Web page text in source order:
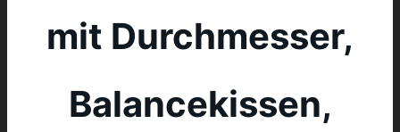
mit Durchmesser,
Balancekissen,